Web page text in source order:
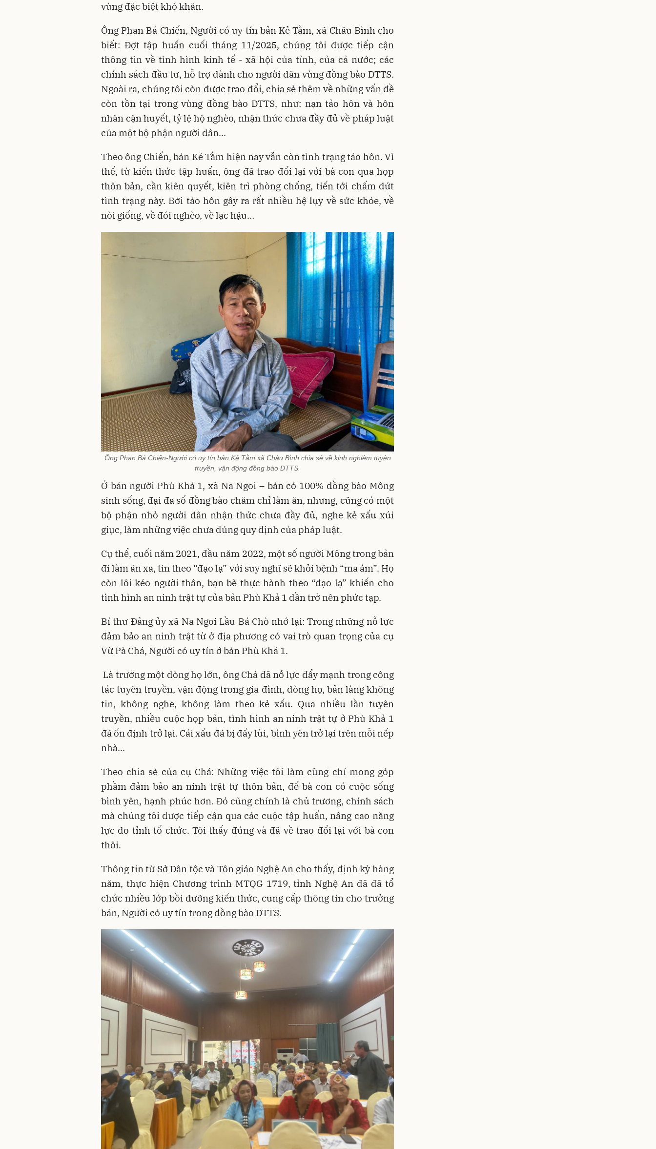
vùng đặc biệt khó khăn.
Ông Phan Bá Chiến, Người có uy tín bản Kẻ Tằm, xã Châu Bình cho
biết: Đợt tập huấn cuối tháng 11/2025, chúng tôi được tiếp cận
thông tin về tình hình kinh tế - xã hội của tỉnh, của cả nước; các
chính sách đầu tư, hỗ trợ dành cho người dân vùng đồng bào DTTS.
Ngoài ra, chúng tôi còn được trao đổi, chia sẻ thêm về những vấn đề
còn tồn tại trong vùng đồng bào DTTS, như: nạn tảo hôn và hôn
nhân cận huyết, tỷ lệ hộ nghèo, nhận thức chưa đầy đủ về pháp luật
của một bộ phận người dân...
Theo ông Chiến, bản Kẻ Tằm hiện nay vẫn còn tình trạng tảo hôn. Vì
thế, từ kiến thức tập huấn, ông đã trao đổi lại với bà con qua họp
thôn bản, cần kiên quyết, kiên trì phòng chống, tiến tới chấm dứt
tình trạng này. Bởi tảo hôn gây ra rất nhiều hệ lụy về sức khỏe, về
nòi giống, về đói nghèo, về lạc hậu…
Ông Phan Bá Chiến-Người có uy tín bản Kẻ Tằm xã Châu Bình chia sẻ về kinh nghiệm tuyên
truyền, vận động đồng bào DTTS.
Ở bản người Phù Khả 1, xã Na Ngoi – bản có 100% đồng bào Mông
sinh sống, đại đa số đồng bào chăm chỉ làm ăn, nhưng, cũng có một
bộ phận nhỏ người dân nhận thức chưa đầy đủ, nghe kẻ xấu xúi
giục, làm những việc chưa đúng quy định của pháp luật.
Cụ thể, cuối năm 2021, đầu năm 2022, một số người Mông trong bản
đi làm ăn xa, tin theo “đạo lạ” với suy nghĩ sẽ khỏi bệnh “ma ám”. Họ
còn lôi kéo người thân, bạn bè thực hành theo “đạo lạ” khiến cho
tình hình an ninh trật tự của bản Phù Khả 1 dần trở nên phức tạp.
Bí thư Đảng ủy xã Na Ngoi Lầu Bá Chò nhớ lại: Trong những nỗ lực
đảm bảo an ninh trật từ ở địa phương có vai trò quan trọng của cụ
Vừ Pà Chá, Người có uy tín ở bản Phù Khả 1.
Là trưởng một dòng họ lớn, ông Chá đã nỗ lực đẩy mạnh trong công
tác tuyên truyền, vận động trong gia đình, dòng họ, bản làng không
tin, không nghe, không làm theo kẻ xấu. Qua nhiều lần tuyên
truyền, nhiều cuộc họp bản, tình hình an ninh trật tự ở Phù Khả 1
đã ổn định trở lại. Cái xấu đã bị đẩy lùi, bình yên trở lại trên mỗi nếp
nhà...
Theo chia sẻ của cụ Chá: Những việc tôi làm cũng chỉ mong góp
phầm đảm bảo an ninh trật tự thôn bản, để bà con có cuộc sống
bình yên, hạnh phúc hơn. Đó cũng chính là chủ trương, chính sách
mà chúng tôi được tiếp cận qua các cuộc tập huấn, nâng cao năng
lực do tỉnh tổ chức. Tôi thấy đúng và đã về trao đổi lại với bà con
thôi.
Thông tin từ Sở Dân tộc và Tôn giáo Nghệ An cho thấy, định kỳ hàng
năm, thực hiện Chương trình MTQG 1719, tỉnh Nghệ An đã đã tổ
chức nhiều lớp bồi dưỡng kiến thức, cung cấp thông tin cho trưởng
bản, Người có uy tín trong đồng bào DTTS.